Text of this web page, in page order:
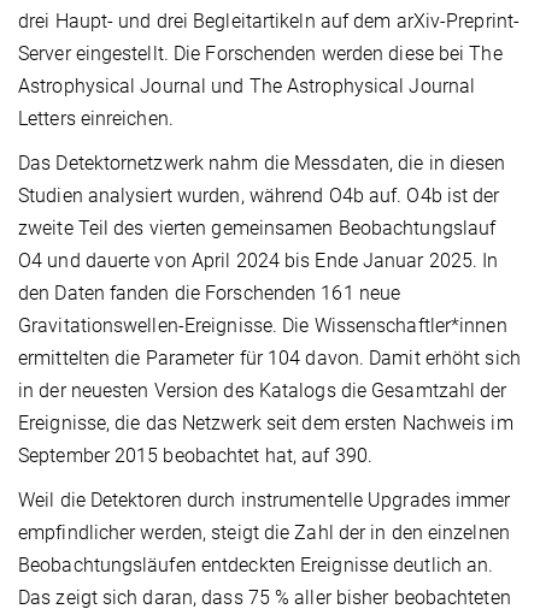
drei Haupt- und drei Begleitartikeln auf dem arXiv-Preprint-
Server eingestellt. Die Forschenden werden diese bei The
Astrophysical Journal und The Astrophysical Journal
Letters einreichen.
Das Detektornetzwerk nahm die Messdaten, die in diesen
Studien analysiert wurden, während O4b auf. O4b ist der
zweite Teil des vierten gemeinsamen Beobachtungslauf
O4 und dauerte von April 2024 bis Ende Januar 2025. In
den Daten fanden die Forschenden 161 neue
Gravitationswellen-Ereignisse. Die Wissenschaftler*innen
ermittelten die Parameter für 104 davon. Damit erhöht sich
in der neuesten Version des Katalogs die Gesamtzahl der
Ereignisse, die das Netzwerk seit dem ersten Nachweis im
September 2015 beobachtet hat, auf 390.
Weil die Detektoren durch instrumentelle Upgrades immer
empfindlicher werden, steigt die Zahl der in den einzelnen
Beobachtungsläufen entdeckten Ereignisse deutlich an.
Das zeigt sich daran, dass 75 % aller bisher beobachteten